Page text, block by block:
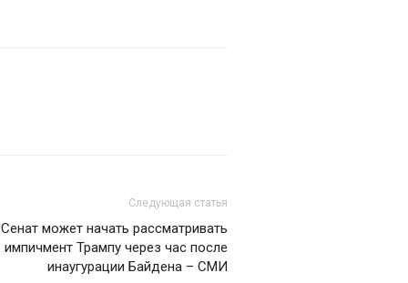
Следующая статья
Сенат может начать рассматривать
импичмент Трампу через час после
инаугурации Байдена – СМИ